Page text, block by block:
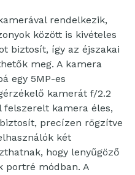
rendelkezik,
között is kivételes
biztosít, így az éjszakai
meg. A kamera
egy 5MP-es
kamerát f/2.2
felszerelt kamera éles,
precízen rögzítve
két
hogy lenyűgöző
portré módban. A